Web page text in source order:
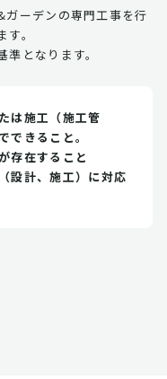
ーデンの専門工事を行
。
となります。
は施工（施工管
できること。
存在すること
設計、施工）に対応